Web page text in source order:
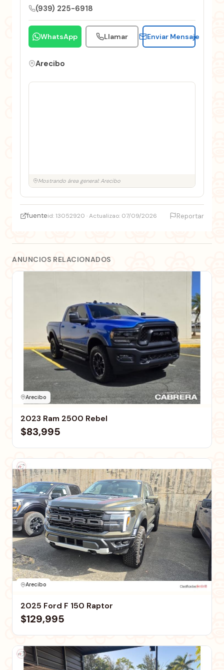
(939) 225-6918
WhatsApp Llamar Enviar Mensaje
Arecibo
Mostrando área general: Arecibo
fuenteid: 13052920 · Actualizao: 07/09/2026 Reportar
ANUNCIOS RELACIONADOS
Arecibo
2023 Ram 2500 Rebel
$83,995
Arecibo
2025 Ford F 150 Raptor
$129,995